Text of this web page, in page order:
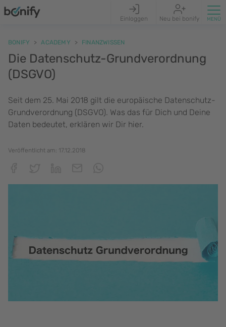
Einloggen Neu bei bonify
BONIFY ACADEMY FINANZWISSEN
Die Datenschutz-Grundverordnung
(DSGVO)
Seit dem 25. Mai 2018 gilt die europäische Datenschutz-
Grundverordnung (DSGVO). Was das für Dich und Deine
Daten bedeutet, erklären wir Dir hier.
Veröffentlicht am: 17.12.2018